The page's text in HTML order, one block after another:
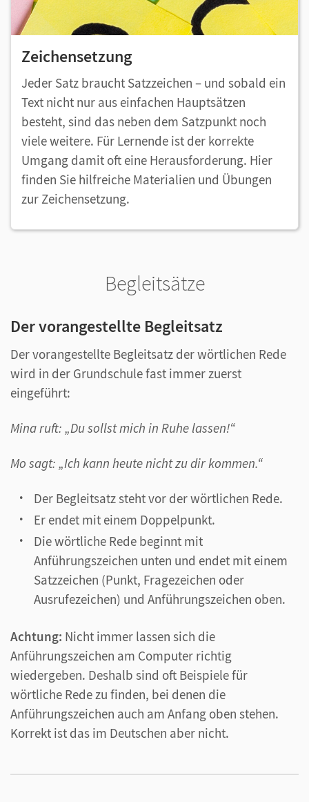
Zeichensetzung
Jeder Satz braucht Satzzeichen – und sobald ein
Text nicht nur aus einfachen Hauptsätzen
besteht, sind das neben dem Satzpunkt noch
viele weitere. Für Lernende ist der korrekte
Umgang damit oft eine Herausforderung. Hier
finden Sie hilfreiche Materialien und Übungen
zur Zeichensetzung.
Begleitsätze
Der vorangestellte Begleitsatz
Der vorangestellte Begleitsatz der wörtlichen Rede
wird in der Grundschule fast immer zuerst
eingeführt:
Mina ruft: „Du sollst mich in Ruhe lassen!“
Mo sagt: „Ich kann heute nicht zu dir kommen.“
Der Begleitsatz steht vor der wörtlichen Rede.
Er endet mit einem Doppelpunkt.
Die wörtliche Rede beginnt mit
Anführungszeichen unten und endet mit einem
Satzzeichen (Punkt, Fragezeichen oder
Ausrufezeichen) und Anführungszeichen oben.
Achtung: Nicht immer lassen sich die
Anführungszeichen am Computer richtig
wiedergeben. Deshalb sind oft Beispiele für
wörtliche Rede zu finden, bei denen die
Anführungszeichen auch am Anfang oben stehen.
Korrekt ist das im Deutschen aber nicht.